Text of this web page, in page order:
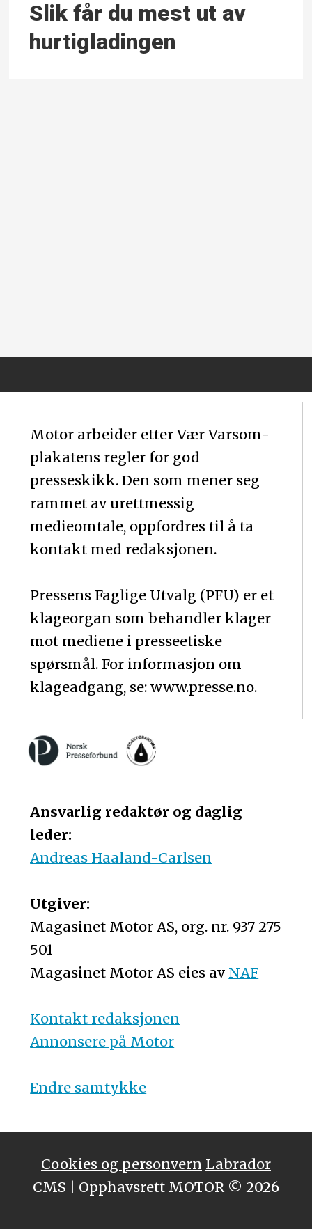
Slik får du mest ut av
hurtigladingen
Motor arbeider etter Vær Varsom-
plakatens regler for god
presseskikk. Den som mener seg
rammet av urettmessig
medieomtale, oppfordres til å ta
kontakt med redaksjonen.
Pressens Faglige Utvalg (PFU) er et
klageorgan som behandler klager
mot mediene i presseetiske
spørsmål. For informasjon om
klageadgang, se: www.presse.no.
Ansvarlig redaktør og daglig
leder:
Andreas Haaland-Carlsen
Utgiver:
Magasinet Motor AS, org. nr. 937 275
501
Magasinet Motor AS eies av NAF
Kontakt redaksjonen
Annonsere på Motor
Endre samtykke
Cookies og personvern Labrador
CMS | Opphavsrett MOTOR © 2026